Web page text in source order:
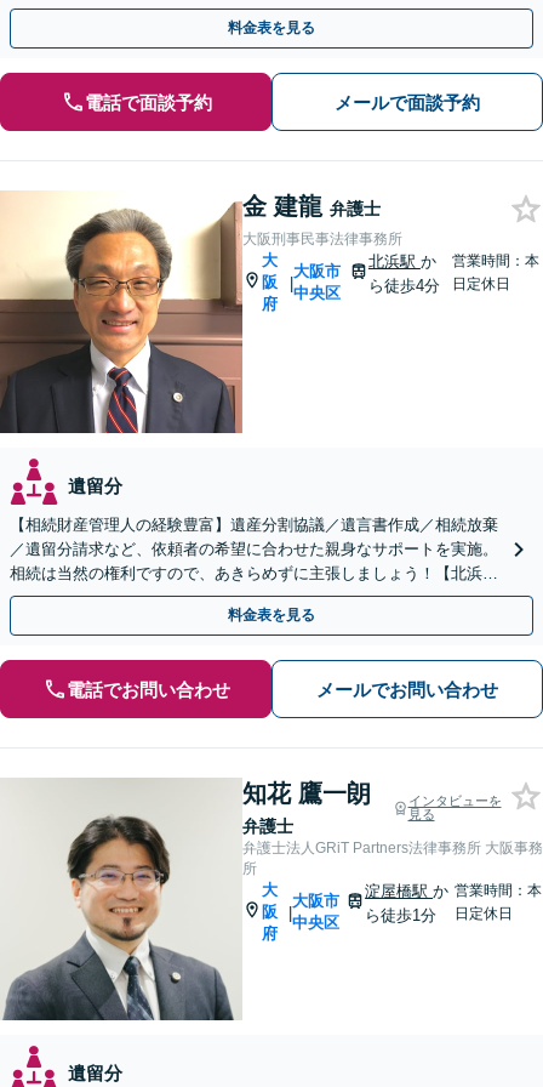
らではの視点で伴走します。
料金表を見る
電話で面談予約 メールで面談予約
金 建龍 弁護士
大阪刑事民事法律事務所
大
阪
府
|
大阪市
中央区
北浜駅 か
ら徒歩4分
営業時間：本
日定休日
遺留分
【相続財産管理人の経験豊富】遺産分割協議／遺言書作成／相続放棄
／遺留分請求など、依頼者の希望に合わせた親身なサポートを実施。
相続は当然の権利ですので、あきらめずに主張しましょう！【北浜駅
徒歩3分】【初回相談無料】
料金表を見る
電話でお問い合わせ メールでお問い合わせ
知花 鷹一朗
弁護士
インタビューを
見る
弁護士法人GRiT Partners法律事務所 大阪事務
所
大
阪
府
|
大阪市
中央区
淀屋橋駅か
ら徒歩1分
営業時間：本
日定休日
遺留分